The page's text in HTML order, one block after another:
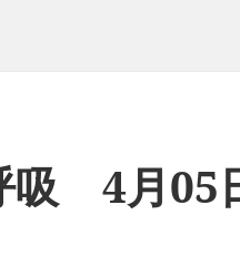
吸 4月05